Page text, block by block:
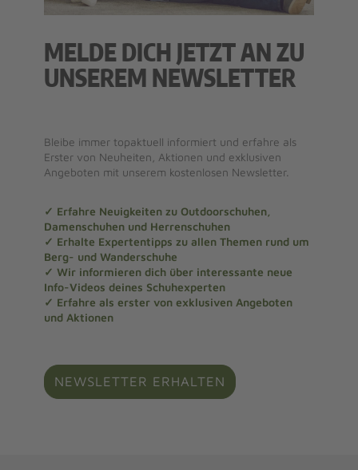
MELDE DICH JETZT AN ZU
UNSEREM NEWSLETTER
Bleibe immer topaktuell informiert und erfahre als
Erster von Neuheiten, Aktionen und exklusiven
Angeboten mit unserem kostenlosen Newsletter.
✓ Erfahre Neuigkeiten zu Outdoorschuhen,
Damenschuhen und Herrenschuhen
✓ Erhalte Expertentipps zu allen Themen rund um
Berg- und Wanderschuhe
✓ Wir informieren dich über interessante neue
Info-Videos deines Schuhexperten
✓ Erfahre als erster von exklusiven Angeboten
und Aktionen
NEWSLETTER ERHALTEN